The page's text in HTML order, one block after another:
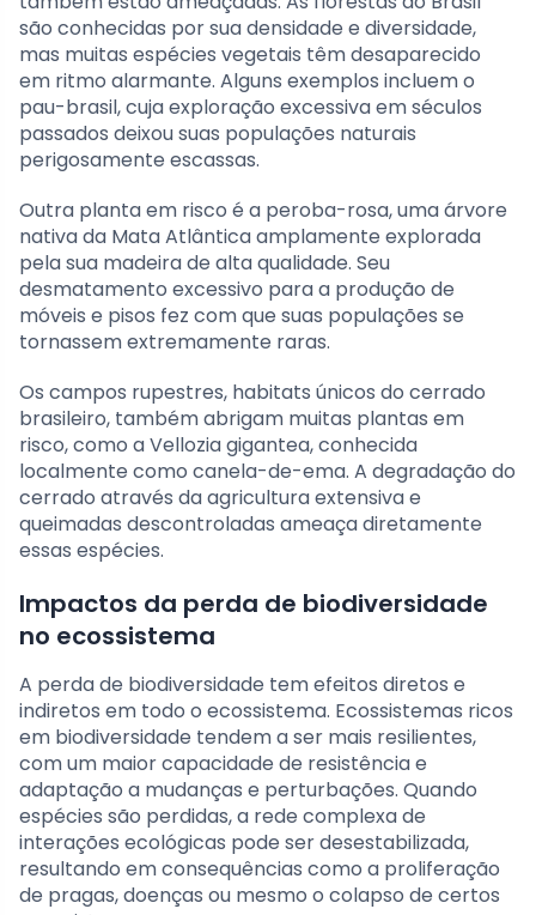
são conhecidas por sua densidade e diversidade,
mas muitas espécies vegetais têm desaparecido
em ritmo alarmante. Alguns exemplos incluem o
pau-brasil, cuja exploração excessiva em séculos
passados deixou suas populações naturais
perigosamente escassas.
Outra planta em risco é a peroba-rosa, uma árvore
nativa da Mata Atlântica amplamente explorada
pela sua madeira de alta qualidade. Seu
desmatamento excessivo para a produção de
móveis e pisos fez com que suas populações se
tornassem extremamente raras.
Os campos rupestres, habitats únicos do cerrado
brasileiro, também abrigam muitas plantas em
risco, como a Vellozia gigantea, conhecida
localmente como canela-de-ema. A degradação do
cerrado através da agricultura extensiva e
queimadas descontroladas ameaça diretamente
essas espécies.
Impactos da perda de biodiversidade
no ecossistema
A perda de biodiversidade tem efeitos diretos e
indiretos em todo o ecossistema. Ecossistemas ricos
em biodiversidade tendem a ser mais resilientes,
com um maior capacidade de resistência e
adaptação a mudanças e perturbações. Quando
espécies são perdidas, a rede complexa de
interações ecológicas pode ser desestabilizada,
resultando em consequências como a proliferação
de pragas, doenças ou mesmo o colapso de certos